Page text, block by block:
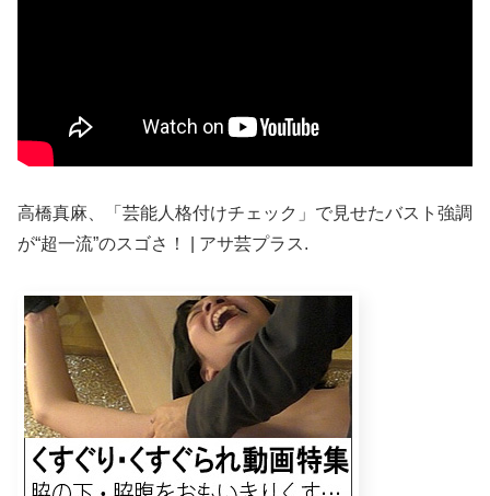
高橋真麻、「芸能人格付けチェック」で見せたバスト強調
が“超一流”のスゴさ！ | アサ芸プラス.